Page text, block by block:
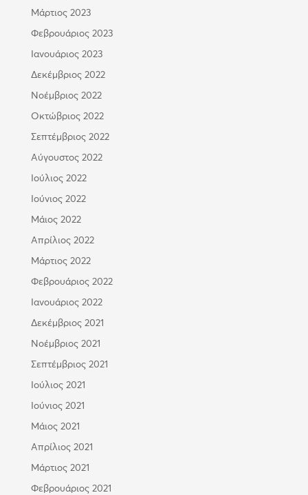
Μάρτιος 2023
Φεβρουάριος 2023
Ιανουάριος 2023
Δεκέμβριος 2022
Νοέμβριος 2022
Οκτώβριος 2022
Σεπτέμβριος 2022
Αύγουστος 2022
Ιούλιος 2022
Ιούνιος 2022
Μάιος 2022
Απρίλιος 2022
Μάρτιος 2022
Φεβρουάριος 2022
Ιανουάριος 2022
Δεκέμβριος 2021
Νοέμβριος 2021
Σεπτέμβριος 2021
Ιούλιος 2021
Ιούνιος 2021
Μάιος 2021
Απρίλιος 2021
Μάρτιος 2021
Φεβρουάριος 2021